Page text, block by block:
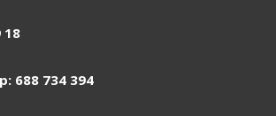
18
688 734 394